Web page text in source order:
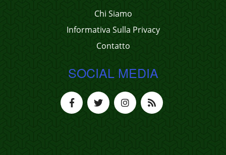
Chi Siamo
Informativa Sulla Privacy
Contatto
SOCIAL MEDIA